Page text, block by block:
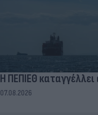
Η ΠΕΠΙΕΘ
07.08.2026